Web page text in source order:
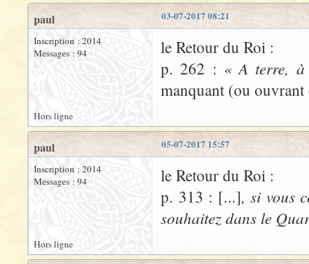
03-07-2017 08:21
paul
Inscription : 2014
Messages : 94
le Retour du Roi :
p. 262 : « A terre,
manquant (ou
Hors ligne
05-07-2017 15:57
paul
Inscription : 2014
Messages : 94
le Retour du Roi :
p. 313 : [...], si vous
souhaitez dans le
Hors ligne